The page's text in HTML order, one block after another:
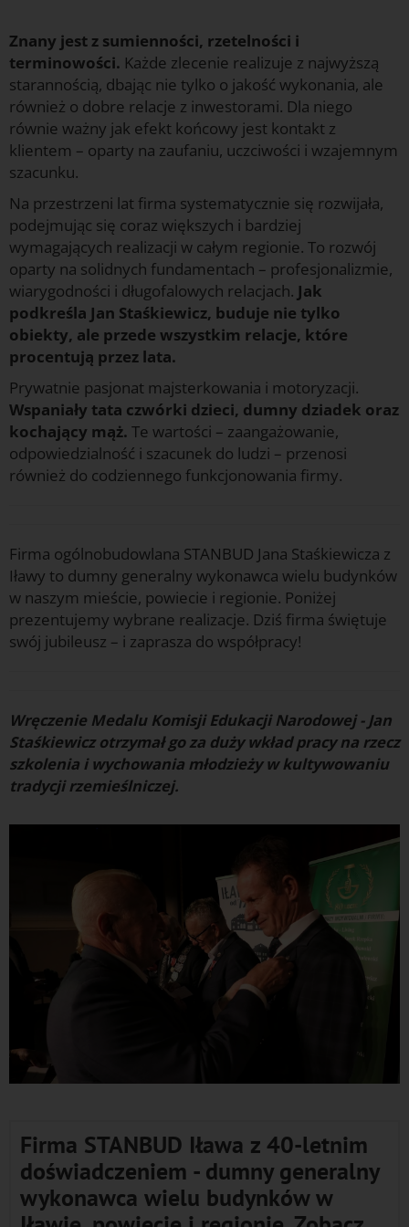
Znany jest z sumienności, rzetelności i
terminowości. Każde zlecenie realizuje z najwyższą
starannością, dbając nie tylko o jakość wykonania, ale
również o dobre relacje z inwestorami. Dla niego
równie ważny jak efekt końcowy jest kontakt z
klientem – oparty na zaufaniu, uczciwości i wzajemnym
szacunku.
Na przestrzeni lat firma systematycznie się rozwijała,
podejmując się coraz większych i bardziej
wymagających realizacji w całym regionie. To rozwój
oparty na solidnych fundamentach – profesjonalizmie,
wiarygodności i długofalowych relacjach. Jak
podkreśla Jan Staśkiewicz, buduje nie tylko
obiekty, ale przede wszystkim relacje, które
procentują przez lata.
Prywatnie pasjonat majsterkowania i motoryzacji.
Wspaniały tata czwórki dzieci, dumny dziadek oraz
kochający mąż. Te wartości – zaangażowanie,
odpowiedzialność i szacunek do ludzi – przenosi
również do codziennego funkcjonowania firmy.
Firma ogólnobudowlana STANBUD Jana Staśkiewicza z
Iławy to dumny generalny wykonawca wielu budynków
w naszym mieście, powiecie i regionie. Poniżej
prezentujemy wybrane realizacje. Dziś firma świętuje
swój jubileusz – i zaprasza do współpracy!
Wręczenie Medalu Komisji Edukacji Narodowej - Jan
Staśkiewicz otrzymał go za duży wkład pracy na rzecz
szkolenia i wychowania młodzieży w kultywowaniu
tradycji rzemieślniczej.
Firma STANBUD Iława z 40-letnim
doświadczeniem - dumny generalny
wykonawca wielu budynków w